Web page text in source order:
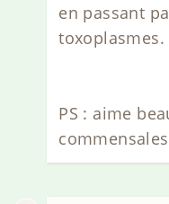
en passant
toxoplasmes.
PS : aime